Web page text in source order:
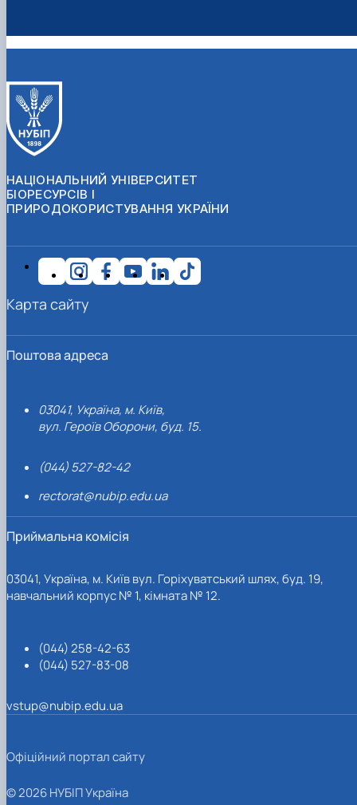
НАЦІОНАЛЬНИЙ УНІВЕРСИТЕТ
БІОРЕСУРСІВ І
ПРИРОДОКОРИСТУВАННЯ УКРАЇНИ
Поштова адреса
03041, Україна, м. Київ,
вул. Героїв Оборони, буд. 15.
(044) 527-82-42
rectorat@nubip.edu.ua
Приймальна комісія
03041, Україна, м. Київ вул. Горіхуватський шлях, буд. 19,
навчальний корпус № 1, кімната № 12.
(044) 258-42-63
(044) 527-83-08
vstup@nubip.edu.ua
Карта сайту
Офіційний портал сайту
© 2026 НУБІП Україна